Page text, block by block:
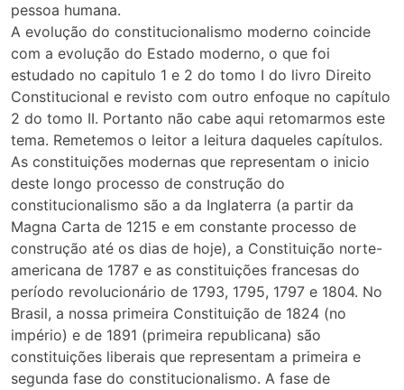
pessoa humana.
A evolução do constitucionalismo moderno coincide
com a evolução do Estado moderno, o que foi
estudado no capitulo 1 e 2 do tomo I do livro Direito
Constitucional e revisto com outro enfoque no capítulo
2 do tomo II. Portanto não cabe aqui retomarmos este
tema. Remetemos o leitor a leitura daqueles capítulos.
As constituições modernas que representam o inicio
deste longo processo de construção do
constitucionalismo são a da Inglaterra (a partir da
Magna Carta de 1215 e em constante processo de
construção até os dias de hoje), a Constituição norte-
americana de 1787 e as constituições francesas do
período revolucionário de 1793, 1795, 1797 e 1804. No
Brasil, a nossa primeira Constituição de 1824 (no
império) e de 1891 (primeira republicana) são
constituições liberais que representam a primeira e
segunda fase do constitucionalismo. A fase de